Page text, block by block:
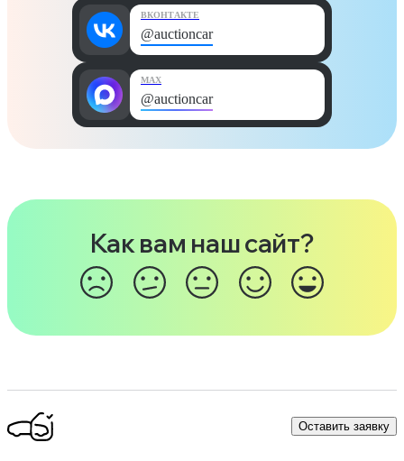
ВКОНТАКТЕ
@auctioncar
MAX
@auctioncar
Как вам наш сайт?
Оставить заявку